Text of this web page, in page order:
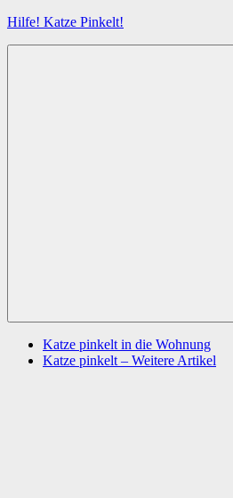
Zum
Hilfe! Katze Pinkelt!
Katze pinkelt in die Wohnung
Katze pinkelt – Weitere Artikel